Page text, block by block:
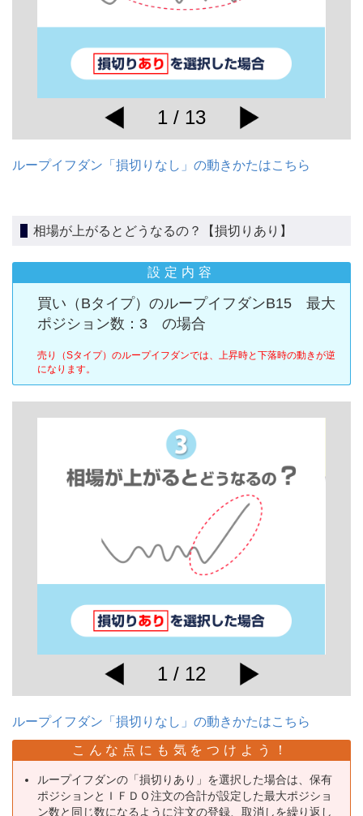
1 / 13
ループイフダン「損切りなし」の動きかたはこちら
相場が上がるとどうなるの？【損切りあり】
設定内容
買い（Bタイプ）のループイフダンB15 最大
ポジション数：3 の場合
売り（Sタイプ）のループイフダンでは、上昇時と下落時の動きが逆
になります。
1 / 12
ループイフダン「損切りなし」の動きかたはこちら
こんな点にも気をつけよう！
ループイフダンの「損切りあり」を選択した場合は、保有
ポジションとＩＦＤＯ注文の合計が設定した最大ポジショ
ン数と同じ数になるように注文の登録、取消しを繰り返し